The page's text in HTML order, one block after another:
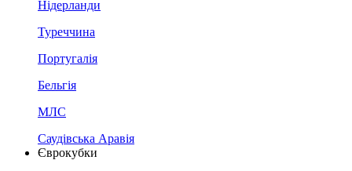
Нідерланди
Туреччина
Португалія
Бельгія
МЛС
Саудівська Аравія
Єврокубки